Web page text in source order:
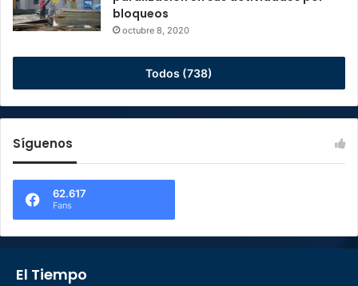
bloqueos
octubre 8, 2020
Todos (738)
Síguenos
62.617
Fans
El Tiempo